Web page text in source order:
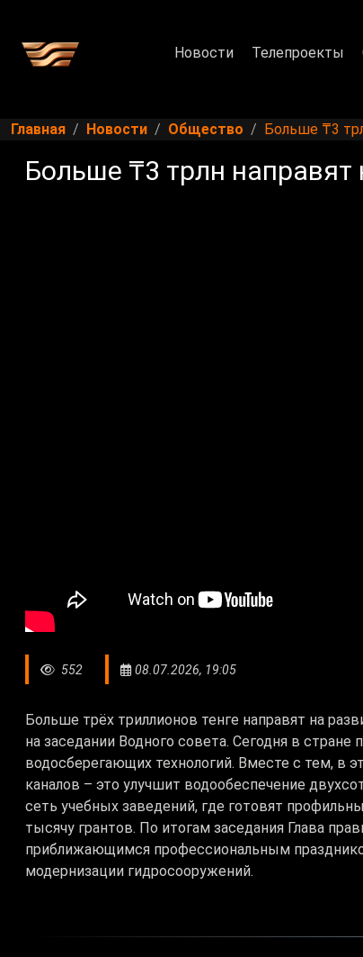
Новости Телепроекты
Главная Новости Общество Больше ₸3
Больше ₸3 трлн направят
552 08.07.2026, 19:05
Больше трёх триллионов тенге направят на
на заседании Водного совета. Сегодня в
водосберегающих технологий. Вместе с тем, в
каналов – это улучшит водообеспечение
сеть учебных заведений, где готовят
тысячу грантов. По итогам заседания Глава
приближающимся профессиональным
модернизации гидросооружений.